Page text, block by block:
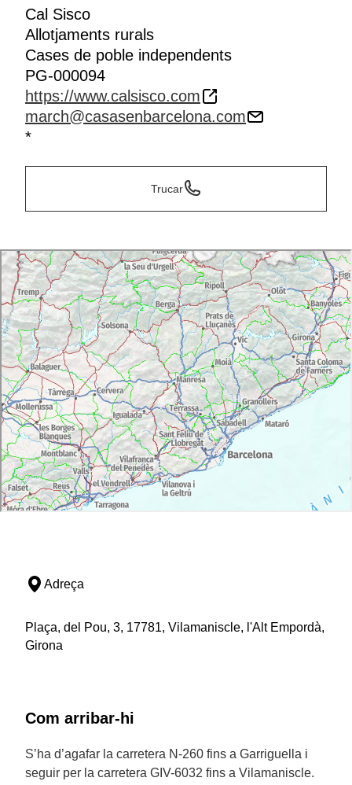
Cal Sisco
Allotjaments rurals
Cases de poble independents
PG-000094
https://www.calsisco.com
march@casasenbarcelona.com
*
Trucar
Adreça
Plaça, del Pou, 3, 17781, Vilamaniscle, l'Alt Empordà,
Girona
Com arribar-hi
S’ha d’agafar la carretera N-260 fins a Garriguella i
seguir per la carretera GIV-6032 fins a Vilamaniscle.